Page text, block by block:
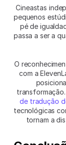
Cineastas
pequenos
pé de
passa a ser a
O
com a
de tradução
tecnológicas
tornam a